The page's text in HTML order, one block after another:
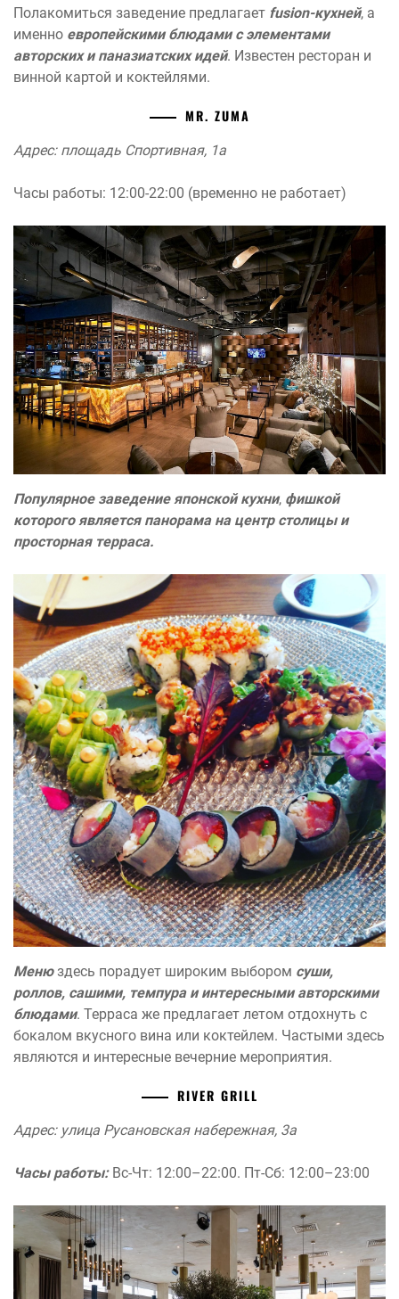
Полакомиться заведение предлагает fusion-кухней, а
именно европейскими блюдами с элементами
авторских и паназиатских идей. Известен ресторан и
винной картой и коктейлями.
MR. ZUMA
Адрес: площадь Спортивная, 1а
Часы работы: 12:00-22:00 (временно не работает)
Популярное заведение японской кухни, фишкой
которого является панорама на центр столицы и
просторная терраса.
Менюздесь порадует широким выбором суши,
роллов, сашими, темпура и интересными авторскими
блюдами. Терраса же предлагает летом отдохнуть с
бокалом вкусного вина или коктейлем. Частыми здесь
являются и интересные вечерние мероприятия.
RIVER GRILL
Адрес: улица Русановская набережная, 3а
Часы работы:Вс-Чт: 12:00–22:00. Пт-Сб: 12:00–23:00